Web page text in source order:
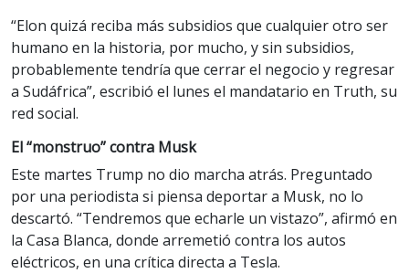
“Elon quizá reciba más subsidios que cualquier otro ser
humano en la historia, por mucho, y sin subsidios,
probablemente tendría que cerrar el negocio y regresar
a Sudáfrica”, escribió el lunes el mandatario en Truth, su
red social.
El “monstruo” contra Musk
Este martes Trump no dio marcha atrás. Preguntado
por una periodista si piensa deportar a Musk, no lo
descartó. “Tendremos que echarle un vistazo”, afirmó en
la Casa Blanca, donde arremetió contra los autos
eléctricos, en una crítica directa a Tesla.